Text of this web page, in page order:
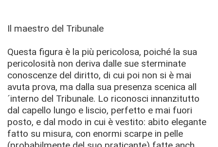
Il maestro del Tribunale
Questa figura è la più pericolosa, poiché la sua
pericolosità non deriva dalle sue sterminate
conoscenze del diritto, di cui poi non si è mai
avuta prova, ma dalla sua presenza scenica all
´interno del Tribunale. Lo riconosci innanzitutto
dal capello lungo e liscio, perfetto e mai fuori
posto, e dal modo in cui è vestito: abito elegante
fatto su misura, con enormi scarpe in pelle